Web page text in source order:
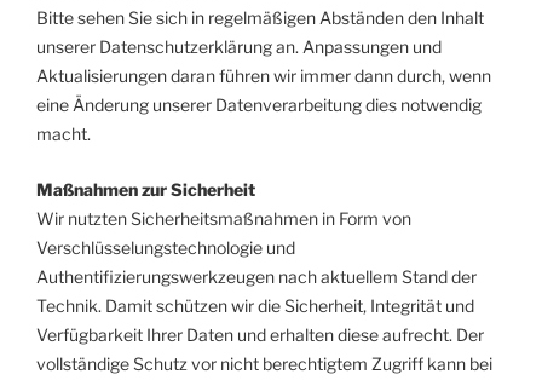
Bitte sehen Sie sich in regelmäßigen Abständen den Inhalt
unserer Datenschutzerklärung an. Anpassungen und
Aktualisierungen daran führen wir immer dann durch, wenn
eine Änderung unserer Datenverarbeitung dies notwendig
macht.
Maßnahmen zur Sicherheit
Wir nutzten Sicherheitsmaßnahmen in Form von
Verschlüsselungstechnologie und
Authentifizierungswerkzeugen nach aktuellem Stand der
Technik. Damit schützen wir die Sicherheit, Integrität und
Verfügbarkeit Ihrer Daten und erhalten diese aufrecht. Der
vollständige Schutz vor nicht berechtigtem Zugriff kann bei